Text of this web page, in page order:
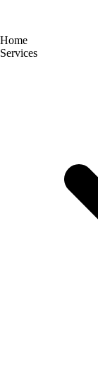
Home
Services